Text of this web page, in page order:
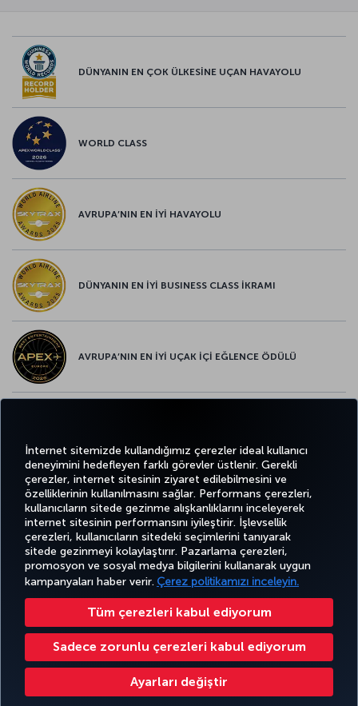
İnternet sitemizde kullandığımız çerezler ideal kullanıcı
deneyimini hedefleyen farklı görevler üstlenir. Gerekli
çerezler, internet sitesinin ziyaret edilebilmesini ve
özelliklerinin kullanılmasını sağlar. Performans çerezleri,
kullanıcıların sitede gezinme alışkanlıklarını inceleyerek
internet sitesinin performansını iyileştirir. İşlevsellik
çerezleri, kullanıcıların sitedeki seçimlerini tanıyarak
sitede gezinmeyi kolaylaştırır. Pazarlama çerezleri,
promosyon ve sosyal medya bilgilerini kullanarak uygun
kampanyaları haber verir. Çerez politikamızı inceleyin.
Tüm çerezleri kabul ediyorum
Sadece zorunlu çerezleri kabul ediyorum
Ayarları değiştir
DÜNYANIN EN ÇOK ÜLKESİNE UÇAN HAVAYOLU
WORLD CLASS
AVRUPA’NIN EN İYİ HAVAYOLU
DÜNYANIN EN İYİ BUSINESS CLASS İKRAMI
AVRUPA’NIN EN İYİ UÇAK İÇİ EĞLENCE ÖDÜLÜ
TwitterFacebook
Instagram
YoutubeLinkedIn
TiktokBlogPinterest
BİLET
AL VE
YÖNET
DENEYİM
FIRSATLAR
VE UÇUŞ
NOKTALARI
YARDIM MILES&SMILES
Bilgi Toplumu Hizmetleri Erişilebilirlik Gizlilik ve Çerez Politikası Yasal Uyarı Yolcu Hakları
Çerez Ayarlarını Değiştir
Türk Hava Yolları A.O. Her hakkı saklıdır. © 1996 - 2026